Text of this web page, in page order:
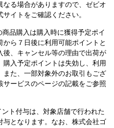
なる場合がありますので、ゼビオ
イトをご確認ください。
品購入は購入時に獲得予定ポイ
から７日後に利用可能ポイントと
後、キャンセル等の理由で出荷が
購入予定ポイントは失効し、利用
また、一部対象外のお取引もござ
サービスのページの記載をご参照
ト付与は、対象店舗で行われた
与となります。なお、株式会社ゴ